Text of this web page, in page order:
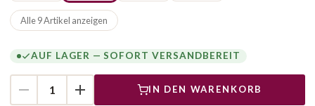
Alle 9 Artikel anzeigen
AUF LAGER — SOFORT VERSANDBEREIT
IN DEN WARENKORB